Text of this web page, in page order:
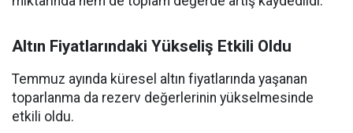
Altın Fiyatlarındaki Yükseliş Etkili Oldu
Temmuz ayında küresel altın fiyatlarında yaşanan
toparlanma da rezerv değerlerinin yükselmesinde
etkili oldu.